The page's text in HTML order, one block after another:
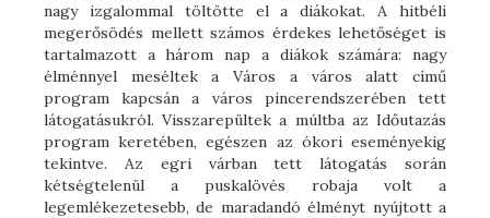
nagy izgalommal töltötte el a diákokat. A hitbéli
megerősödés mellett számos érdekes lehetőséget is
tartalmazott a három nap a diákok számára: nagy
élménnyel meséltek a Város a város alatt című
program kapcsán a város pincerendszerében tett
látogatásukról. Visszarepültek a múltba az Időutazás
program keretében, egészen az ókori eseményekig
tekintve. Az egri várban tett látogatás során
kétségtelenül a puskalövés robaja volt a
legemlékezetesebb, de maradandó élményt nyújtott a